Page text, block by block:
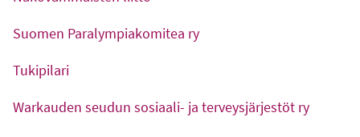
Suomen Paralympiakomitea ry
Tukipilari
Warkauden seudun sosiaali- ja terveysjärjestöt ry